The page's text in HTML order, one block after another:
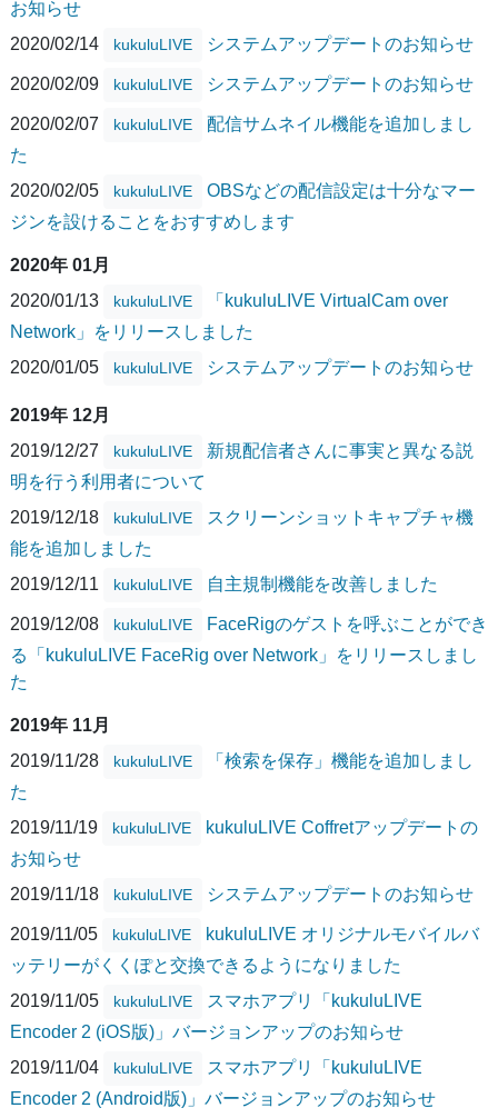
お知らせ
2020/02/14
kukuluLIVE システムアップデートのお知らせ
2020/02/09 kukuluLIVE システムアップデートのお知らせ
2020/02/07 kukuluLIVE
配信サムネイル機能を追加しまし
た
2020/02/05
kukuluLIVE
OBSなどの配信設定は十分なマー
ジンを設けることをおすすめします
2020年 01月
2020/01/13
kukuluLIVE
「kukuluLIVE VirtualCam over
Network」をリリースしました
2020/01/05
kukuluLIVE システムアップデートのお知らせ
2019年 12月
2019/12/27
kukuluLIVE
新規配信者さんに事実と異なる説
明を行う利用者について
2019/12/18
kukuluLIVE
スクリーンショットキャプチャ機
能を追加しました
2019/12/11
kukuluLIVE 自主規制機能を改善しました
2019/12/08 kukuluLIVE
FaceRigのゲストを呼ぶことができ
る「kukuluLIVE FaceRig over Network」をリリースしまし
た
2019年 11月
2019/11/28
kukuluLIVE
「検索を保存」機能を追加しまし
た
2019/11/19
kukuluLIVE
kukuluLIVE Coffretアップデートの
お知らせ
2019/11/18
kukuluLIVE システムアップデートのお知らせ
2019/11/05 kukuluLIVE
kukuluLIVE オリジナルモバイルバ
ッテリーがくくぽと交換できるようになりました
2019/11/05
kukuluLIVE
スマホアプリ「kukuluLIVE
Encoder 2 (iOS版)」バージョンアップのお知らせ
2019/11/04
kukuluLIVE
スマホアプリ「kukuluLIVE
Encoder 2 (Android版)」バージョンアップのお知らせ